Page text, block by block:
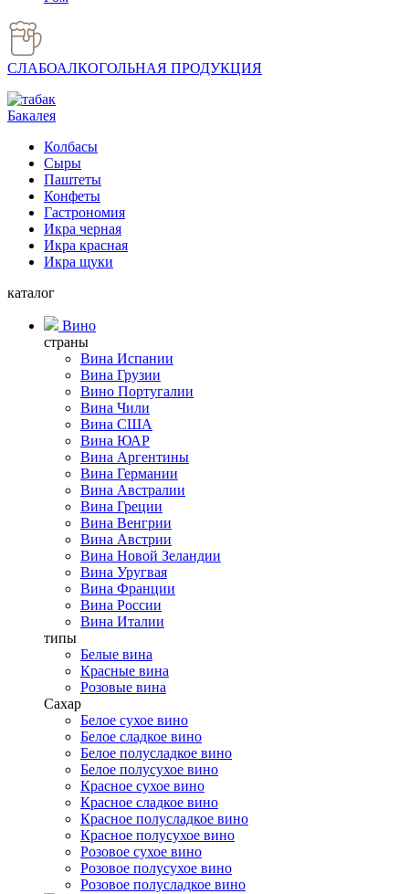
СЛАБОАЛКОГОЛЬНАЯ ПРОДУКЦИЯ
Бакалея
Колбасы
Сыры
Паштеты
Конфеты
Гастрономия
Икра черная
Икра красная
Икра щуки
каталог
Вино
страны
Вина Испании
Вина Грузии
Вино Португалии
Вина Чили
Вина США
Вина ЮАР
Вина Аргентины
Вина Германии
Вина Австралии
Вина Греции
Вина Венгрии
Вина Австрии
Вина Новой Зеландии
Вина Уругвая
Вина Франции
Вина России
Вина Италии
типы
Белые вина
Красные вина
Розовые вина
Сахар
Белое сухое вино
Белое сладкое вино
Белое полусладкое вино
Белое полусухое вино
Красное сухое вино
Красное сладкое вино
Красное полусладкое вино
Красное полусухое вино
Розовое сухое вино
Розовое полусухое вино
Розовое полусладкое вино